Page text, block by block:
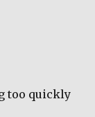
too quickly